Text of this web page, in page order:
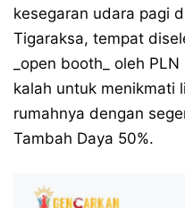
kesegaran udara pagi
Tigaraksa, tempat
_open booth_ oleh
kalah untuk menikmati
rumahnya dengan
Tambah Daya 50%.